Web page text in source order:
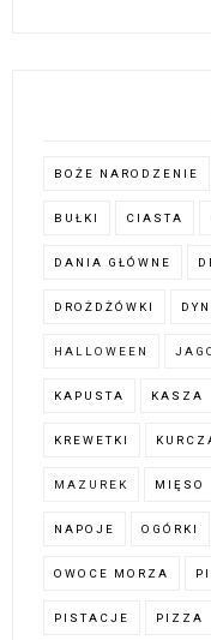
BOŻE NARODZENIE
BUŁKI CIASTA
DANIA GŁÓWNE
DROŻDŻÓWKI
HALLOWEEN
KAPUSTA KASZA
KREWETKI
MAZUREK MIĘSO
NAPOJE OGÓRKI
OWOCE MORZA
PISTACJE PIZZA